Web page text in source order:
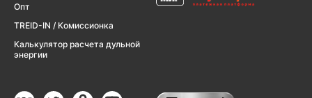
Опт
TREID-IN / Комиссионка
Калькулятор расчета дульной
энергии